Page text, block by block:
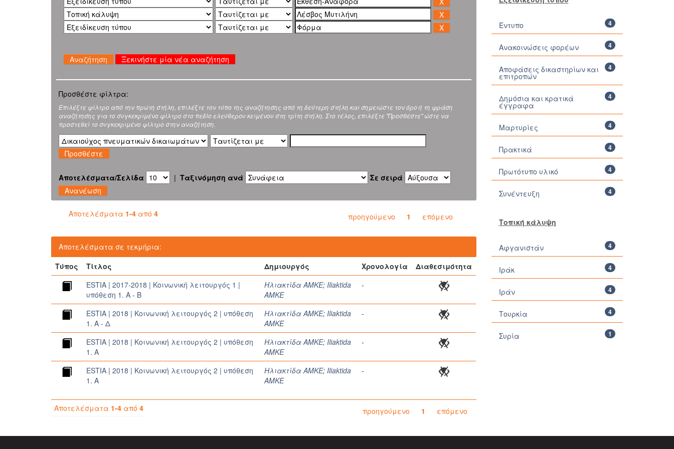
Ξεκινήστε μία νέα αναζήτηση
Προσθέστε φίλτρα:
Επιλέξτε φίλτρο από την πρώτη στήλη, επιλέξτε τον τύπο της αναζήτησης από τη δεύτερη στήλη και σημειώστε τον όρο ή τη φράση
αναζήτησης για το συγκεκριμένο φίλτρο στο πεδίο ελεύθερου κειμένου στη τρίτη στήλη. Στο τέλος, επιλέξτε "Προσθέστε" ώστε να
προστεθεί το συγκεκριμένο φίλτρο στην αναζήτηση.
Αποτελέσματα/Σελίδα | Ταξινόμηση ανά Σε σειρά
Αποτελέσματα 1-4 από 4 προηγούμενο 1 επόμενο
Αποτελέσματα σε τεκμήρια:
Τύπος
Τίτλος Δημιουργός Χρονολογία
Διαθεσιμότητα
ESTIA | 2017-2018 | Κοινωνική λειτουργός 1 |
υπόθεση 1. A - Β
Ηλιακτίδα ΑΜΚΕ; Iliaktida
AMKE
-
ESTIA | 2018 | Κοινωνική λειτουργός 2 | υπόθεση
1. A - Δ
Ηλιακτίδα ΑΜΚΕ; Iliaktida
AMKE
-
ESTIA | 2018 | Κοινωνική λειτουργός 2 | υπόθεση
1. A
Ηλιακτίδα ΑΜΚΕ; Iliaktida
AMKE
-
ESTIA | 2018 | Κοινωνική λειτουργός 2 | υπόθεση
1. A
Ηλιακτίδα ΑΜΚΕ; Iliaktida
AMKE
-
Αποτελέσματα 1-4 από 4 προηγούμενο 1 επόμενο
4
Έντυπο
4
Ανακοινώσεις φορέων
4
Αποφάσεις δικαστηρίων και
επιτροπών
4
Δημόσια και κρατικά
έγγραφα
4
Μαρτυρίες
4
Πρακτικά
4
Πρωτότυπο υλικό
4
Συνέντευξη
Τοπική κάλυψη
4
Αφγανιστάν
4
Ιράκ
4
Ιράν
4
Τουρκία
1
Συρία